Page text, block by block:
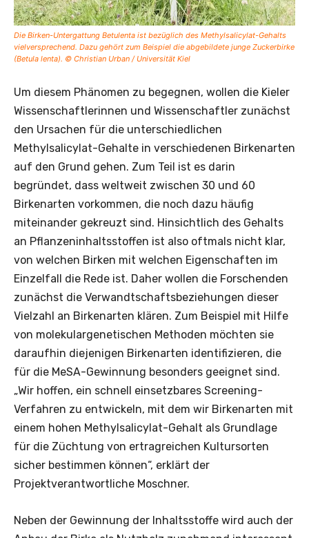
Die Birken-Untergattung Betulenta ist bezüglich des Methylsalicylat-Gehalts
vielversprechend. Dazu gehört zum Beispiel die abgebildete junge Zuckerbirke
(Betula lenta). © Christian Urban / Universität Kiel
Um diesem Phänomen zu begegnen, wollen die Kieler
Wissenschaftlerinnen und Wissenschaftler zunächst
den Ursachen für die unterschiedlichen
Methylsalicylat-Gehalte in verschiedenen Birkenarten
auf den Grund gehen. Zum Teil ist es darin
begründet, dass weltweit zwischen 30 und 60
Birkenarten vorkommen, die noch dazu häufig
miteinander gekreuzt sind. Hinsichtlich des Gehalts
an Pflanzeninhaltsstoffen ist also oftmals nicht klar,
von welchen Birken mit welchen Eigenschaften im
Einzelfall die Rede ist. Daher wollen die Forschenden
zunächst die Verwandtschaftsbeziehungen dieser
Vielzahl an Birkenarten klären. Zum Beispiel mit Hilfe
von molekulargenetischen Methoden möchten sie
daraufhin diejenigen Birkenarten identifizieren, die
für die MeSA-Gewinnung besonders geeignet sind.
„Wir hoffen, ein schnell einsetzbares Screening-
Verfahren zu entwickeln, mit dem wir Birkenarten mit
einem hohen Methylsalicylat-Gehalt als Grundlage
für die Züchtung von ertragreichen Kultursorten
sicher bestimmen können“, erklärt der
Projektverantwortliche Moschner.
Neben der Gewinnung der Inhaltsstoffe wird auch der